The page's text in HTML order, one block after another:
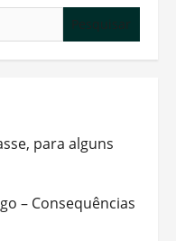
para alguns
– Consequências